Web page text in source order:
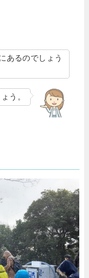
あるのでしょう
う。